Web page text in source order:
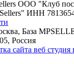
ООО "Клуб
ИНН
База
Россия
сайта веб